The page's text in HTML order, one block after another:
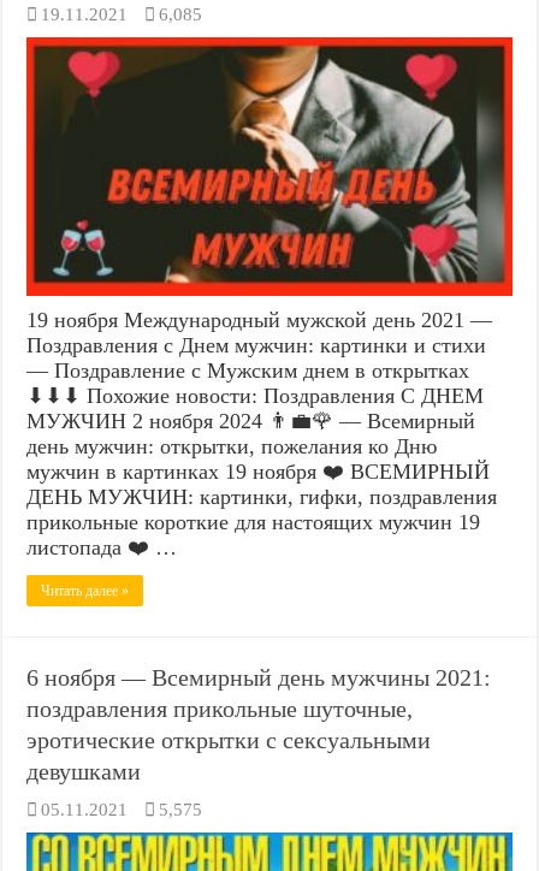
19.11.2021 6,085
19 ноября Международный мужской день 2021 —
Поздравления с Днем мужчин: картинки и стихи
— Поздравление с Мужским днем в открытках
⬇⬇⬇ Похожие новости: Поздравления С ДНЕМ
МУЖЧИН 2 ноября 2024 👨‍💼🌹 — Всемирный
день мужчин: открытки, пожелания ко Дню
мужчин в картинках 19 ноября ❤️ ВСЕМИРНЫЙ
ДЕНЬ МУЖЧИН: картинки, гифки, поздравления
прикольные короткие для настоящих мужчин 19
листопада ❤️ …
Читать далее »
6 ноября — Всемирный день мужчины 2021:
поздравления прикольные шуточные,
эротические открытки с сексуальными
девушками
05.11.2021 5,575